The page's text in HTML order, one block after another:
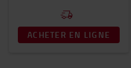
ACHETER EN LIGNE